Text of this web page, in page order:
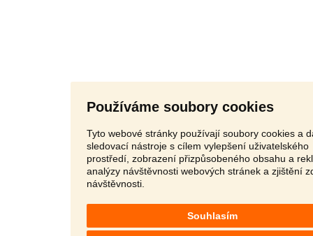
Používáme soubory cookies
Tyto webové stránky používají soubory cookies a
sledovací nástroje s cílem vylepšení uživatelského
prostředí, zobrazení přizpůsobeného obsahu a
analýzy návštěvnosti webových stránek a zjištění
návštěvnosti.
Souhlasím